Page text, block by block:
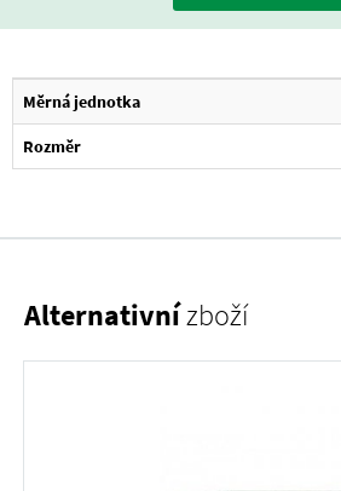
Měrná jednotka
Rozměr
Alternativnízboží